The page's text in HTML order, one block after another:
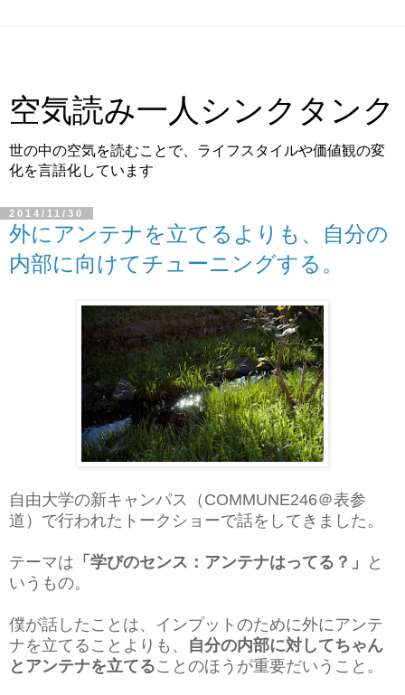
空気読み一人シンクタンク
世の中の空気を読むことで、ライフスタイルや価値観の変
化を言語化しています
2014/11/30
外にアンテナを立てるよりも、自分の
内部に向けてチューニングする。
自由大学の新キャンパス（COMMUNE246＠表参
道）で行われたトークショーで話をしてきました。
テーマは 「学びのセンス：アンテナはってる？」
と
いうもの。
僕が話したことは、インプットのために外にアンテ
ナを立てることよりも、 自分の内部に対してちゃん
とアンテナを立てることのほうが重要だいうこと。